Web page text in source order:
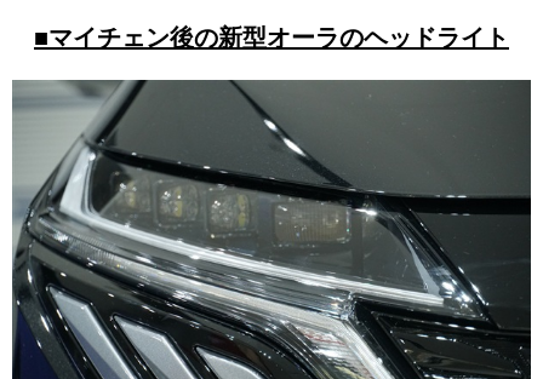
■マイチェン後の新型オーラのヘッドライト